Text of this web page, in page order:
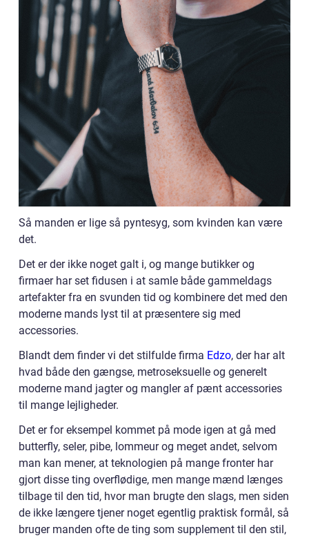
Så manden er lige så pyntesyg, som kvinden kan være
det.
Det er der ikke noget galt i, og mange butikker og
firmaer har set fidusen i at samle både gammeldags
artefakter fra en svunden tid og kombinere det med den
moderne mands lyst til at præsentere sig med
accessories.
Blandt dem finder vi det stilfulde firma Edzo, der har alt
hvad både den gængse, metroseksuelle og generelt
moderne mand jagter og mangler af pænt accessories
til mange lejligheder.
Det er for eksempel kommet på mode igen at gå med
butterfly, seler, pibe, lommeur og meget andet, selvom
man kan mener, at teknologien på mange fronter har
gjort disse ting overflødige, men mange mænd længes
tilbage til den tid, hvor man brugte den slags, men siden
de ikke længere tjener noget egentlig praktisk formål, så
bruger manden ofte de ting som supplement til den stil,